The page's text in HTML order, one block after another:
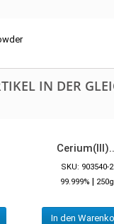
IN DER
SKU: 903540-2
99.999% | 250g
In den